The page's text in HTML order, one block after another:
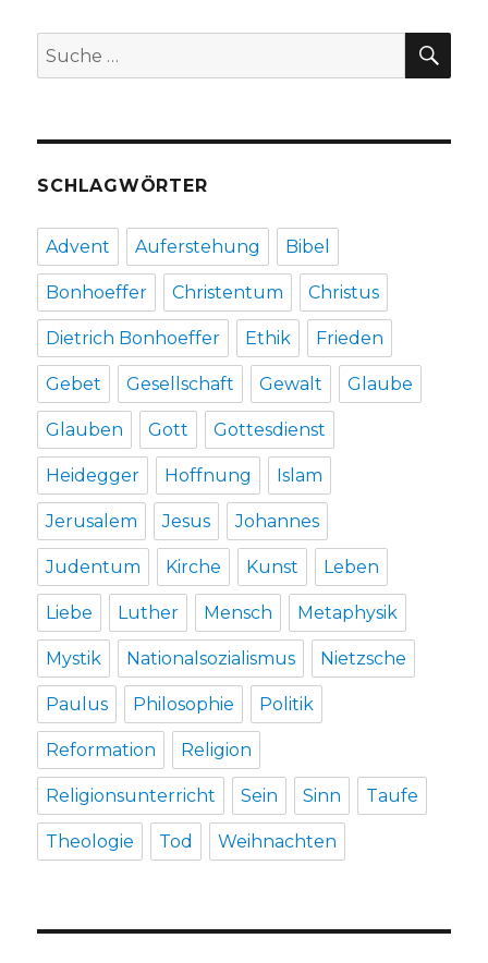
Christoph
Welver
Suche
nach:
SCHLAGWÖRTER
Advent Auferstehung Bibel
Bonhoeffer Christentum Christus
Dietrich Bonhoeffer Ethik Frieden
Gebet Gesellschaft Gewalt Glaube
Glauben Gott Gottesdienst
Heidegger Hoffnung Islam
Jerusalem Jesus Johannes
Judentum Kirche Kunst Leben
Liebe Luther Mensch Metaphysik
Mystik Nationalsozialismus Nietzsche
Paulus Philosophie Politik
Reformation Religion
Religionsunterricht Sein Sinn Taufe
Theologie Tod Weihnachten